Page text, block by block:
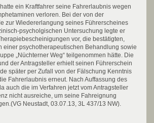
ein Kraftfahrer seine Fahrerlaubnis wegen
verloren. Bei der von der
zur Wiedererlangung seines Führerscheines
psycholgischen Untersuchung legte er
vor, die bestätigten,
einer psychotherapeutischen Behandlung sowie
„Nüchterner Weg“ teilgenommen hätte. Die
der Antragsteller erhielt seinen Führerschein
später per Zufall von der Fälschung Kenntnis
Fahrerlaubnis erneut. Nach Auffassung des
auch die im Verfahren jetzt vom Antragsteller
nicht ausreiche, um seine Fahreignung
Neustadt, 03.07.13, 3L 437/13 NW).